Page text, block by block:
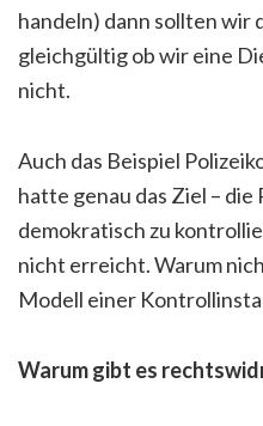
handeln) dann sollten wir
gleichgültig ob wir eine
nicht.
Auch das Beispiel
hatte genau das Ziel –
demokratisch zu
nicht erreicht. Warum
Modell einer
Warum gibt es